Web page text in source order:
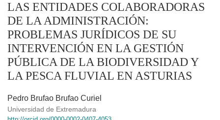
LAS ENTIDADES COLABORADORAS
DE LA ADMINISTRACIÓN:
PROBLEMAS JURÍDICOS DE SU
INTERVENCIÓN EN LA GESTIÓN
PÚBLICA DE LA BIODIVERSIDAD Y
LA PESCA FLUVIAL EN ASTURIAS
Pedro Brufao Brufao Curiel
Universidad de Extremadura